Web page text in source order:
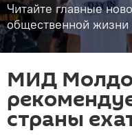
Читайте главные
общественной
МИД
страны